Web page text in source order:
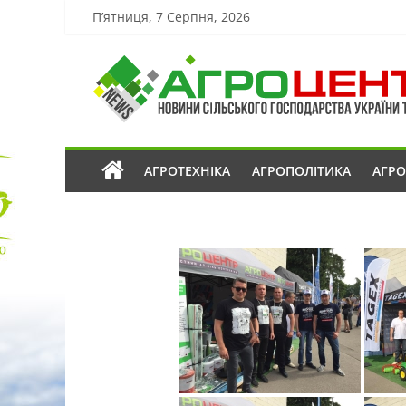
П’ятниця, 7 Серпня, 2026
АГРОТЕХНІКА АГРОПОЛІТИКА